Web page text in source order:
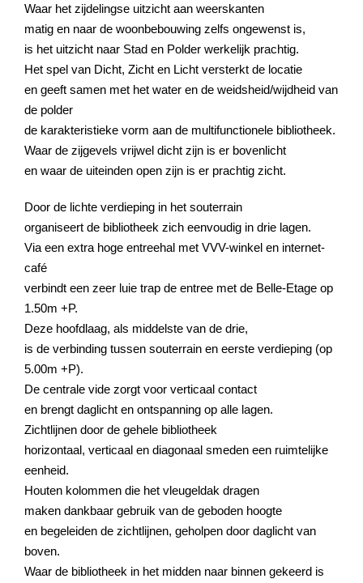
Waar het zijdelingse uitzicht aan weerskanten
matig en naar de woonbebouwing zelfs ongewenst is,
is het uitzicht naar Stad en Polder werkelijk prachtig.
Het spel van Dicht, Zicht en Licht versterkt de locatie
en geeft samen met het water en de weidsheid/wijdheid van
de polder
de karakteristieke vorm aan de multifunctionele bibliotheek.
Waar de zijgevels vrijwel dicht zijn is er bovenlicht
en waar de uiteinden open zijn is er prachtig zicht.
Door de lichte verdieping in het souterrain
organiseert de bibliotheek zich eenvoudig in drie lagen.
Via een extra hoge entreehal met VVV-winkel en internet-
café
verbindt een zeer luie trap de entree met de Belle-Etage op
1.50m +P.
Deze hoofdlaag, als middelste van de drie,
is de verbinding tussen souterrain en eerste verdieping (op
5.00m +P).
De centrale vide zorgt voor verticaal contact
en brengt daglicht en ontspanning op alle lagen.
Zichtlijnen door de gehele bibliotheek
horizontaal, verticaal en diagonaal smeden een ruimtelijke
eenheid.
Houten kolommen die het vleugeldak dragen
maken dankbaar gebruik van de geboden hoogte
en begeleiden de zichtlijnen, geholpen door daglicht van
boven.
Waar de bibliotheek in het midden naar binnen gekeerd is